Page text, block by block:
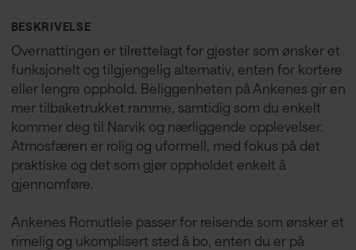
BESKRIVELSE
Overnattingen er tilrettelagt for gjester som ønsker et
funksjonelt og tilgjengelig alternativ, enten for kortere
eller lengre opphold. Beliggenheten på Ankenes gir en
mer tilbaketrukket ramme, samtidig som du enkelt
kommer deg til Narvik og nærliggende opplevelser.
Atmosfæren er rolig og uformell, med fokus på det
praktiske og det som gjør oppholdet enkelt å
gjennomføre.
Ankenes Romutleie passer for reisende som ønsker et
rimelig og ukomplisert sted å bo, enten du er på